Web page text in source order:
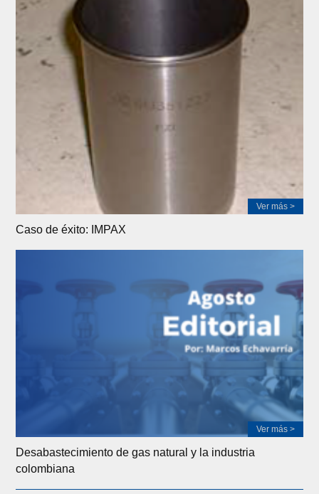
Ver más >
Caso de éxito: IMPAX
Ver más >
Desabastecimiento de gas natural y la industria
colombiana